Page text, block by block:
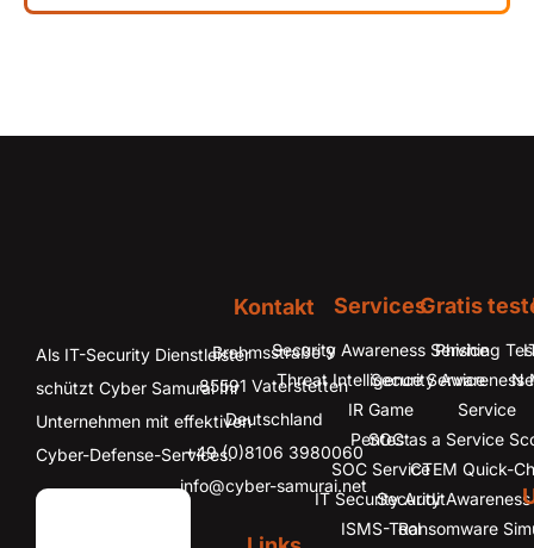
Als IT-Security Dienstleister
schützt Cyber Samurai Ihr
Unternehmen mit effektiven
Cyber-Defense-Services.
Kontakt
Brahmsstraße 9
85591 Vaterstetten
Deutschland
+49 (0)8106 3980060
info@cyber-samurai.net
Services
Security Awareness Service
Threat Intelligence Service
IR Game
Pentest
SOC Service
IT Security Audit
ISMS-Tool
Gratis
Phishing
Security Awareness
Service
SOC as a Service
CTEM Quick-
Security
Ransomware